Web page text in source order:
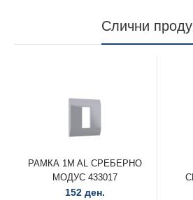
Слични
РАМКА 1M AL СРЕБЕРНО
МОДУС 433017
152 ден.